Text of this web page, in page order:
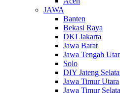
JAWA
Banten
Bekasi Raya
DKI Jakarta
Jawa Barat
Jawa Tengah
Solo
DIY Jateng
Jawa Timur Utara
Jawa Timur